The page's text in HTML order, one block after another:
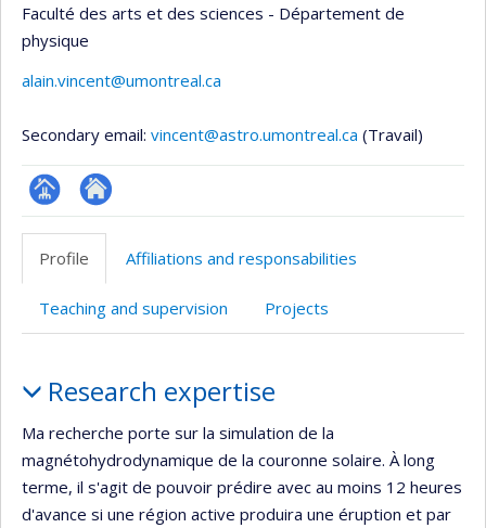
Faculté des arts et des sciences - Département de
physique
alain.vincent@umontreal.ca
Secondary email: vincent@astro.umontreal.ca (Travail)
Page
professionnelle
Site
l’unité
de
Profile Affiliations and responsabilities
Teaching and supervision Projects
Research expertise
Ma recherche porte sur la simulation de la
magnétohydrodynamique de la couronne solaire. À long
terme, il s'agit de pouvoir prédire avec au moins 12 heures
d'avance si une région active produira une éruption et par